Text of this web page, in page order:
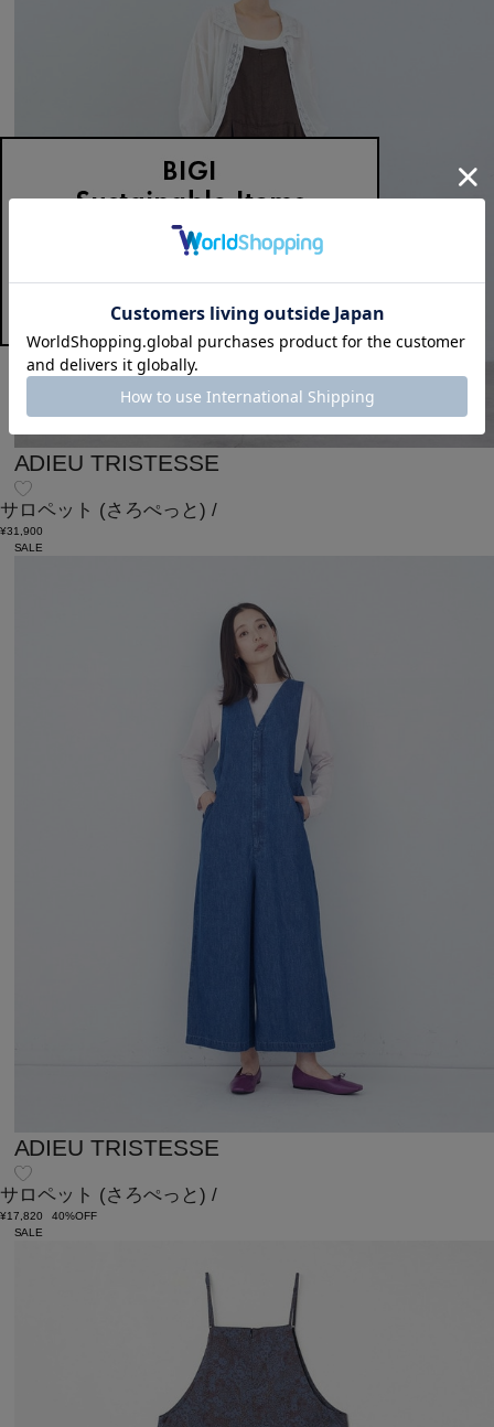
ADIEU TRISTESSE
サロペット (さろぺっと) /
¥31,900
SALE
ADIEU TRISTESSE
サロペット (さろぺっと) /
¥17,820
40%OFF
SALE